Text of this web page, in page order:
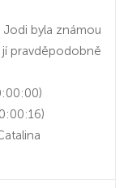
Jodi byla známou
pravděpodobně